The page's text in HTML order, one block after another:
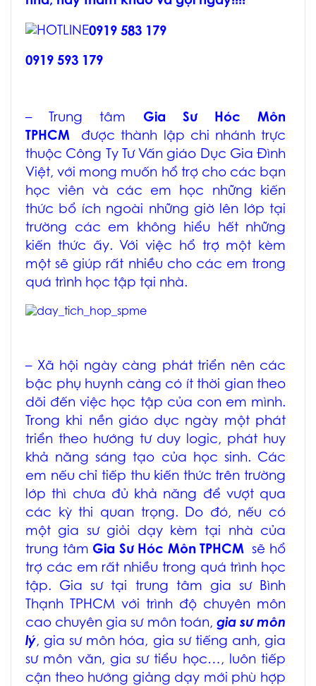
0919 583 179
0919 593 179
– Trung tâm Gia Sư Hóc Môn
TPHCM
được thành lập chi nhánh trực
thuộc Công Ty Tư Vấn giáo Dục Gia Đình
Việt, với mong muốn hổ trợ cho các bạn
học viên và các em học những kiến
thức bổ ích ngoài những giờ lên lớp tại
trường các em không hiểu hết những
kiến thức ấy. Với việc hổ trợ một kèm
một sẽ giúp rất nhiều cho các em trong
quá trình học tập tại nhà.
– Xã hội ngày càng phát triển nên các
bậc phụ huynh càng có ít thời gian theo
dõi đến việc học tập của con em mình.
Trong khi nền giáo dục ngày một phát
triển theo hướng tư duy logic, phát huy
khả năng sáng tạo của học sinh. Các
em nếu chỉ tiếp thu kiến thức trên trường
lớp thì chưa đủ khả năng để vượt qua
các kỳ thi quan trọng. Do đó, nếu có
một gia sư giỏi dạy kèm tại nhà của
trung tâm Gia Sư Hóc Môn TPHCM sẽ hổ
trợ các em rất nhiều trong quá trình học
tập. Gia sư tại trung tâm gia sư Bình
Thạnh TPHCM với trình độ chuyên môn
cao chuyên gia sư môn toán, gia sư môn
lý, gia sư môn hóa, gia sư tiếng anh, gia
sư môn văn, gia sư tiểu học…, luôn tiếp
cận theo hướng giảng dạy mới phù hợp